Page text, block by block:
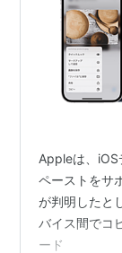
Appleは、iOS
ペーストをサ
が判明したと
バイス間でコ
ード